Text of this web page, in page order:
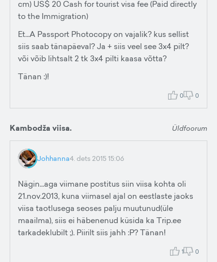
cm) US$ 20 Cash for tourist visa fee (Paid directly
to the Immigration)
Et...A Passport Photocopy on vajalik? kus sellist
siis saab tänapäeval? Ja + siis veel see 3x4 pilt?
või võib lihtsalt 2 tk 3x4 pilti kaasa võtta?
Tänan :)!
0 0
Kambodža viisa. Üldfoorum
Johhanna4. dets 2015 15:06
Nägin...aga viimane postitus siin viisa kohta oli
21.nov.2013, kuna viimasel ajal on eestlaste jaoks
viisa taotlusega seoses palju muutunud(üle
maailma), siis ei häbenenud küsida ka Trip.ee
tarkadeklubilt ;). Piirilt siis jahh :P? Tänan!
1 0